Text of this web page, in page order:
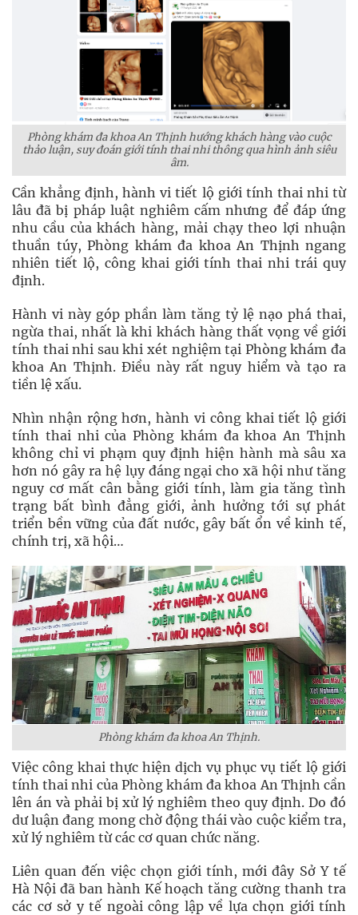
Phòng khám đa khoa An Thịnh hướng khách hàng vào cuộc
thảo luận, suy đoán giới tính thai nhi thông qua hình ảnh siêu
âm.
Cần khẳng định, hành vi tiết lộ giới tính thai nhi từ
lâu đã bị pháp luật nghiêm cấm nhưng để đáp ứng
nhu cầu của khách hàng, mải chạy theo lợi nhuận
thuần túy, Phòng khám đa khoa An Thịnh ngang
nhiên tiết lộ, công khai giới tính thai nhi trái quy
định.
Hành vi này góp phần làm tăng tỷ lệ nạo phá thai,
ngừa thai, nhất là khi khách hàng thất vọng về giới
tính thai nhi sau khi xét nghiệm tại Phòng khám đa
khoa An Thịnh. Điều này rất nguy hiểm và tạo ra
tiền lệ xấu.
Nhìn nhận rộng hơn, hành vi công khai tiết lộ giới
tính thai nhi của Phòng khám đa khoa An Thịnh
không chỉ vi phạm quy định hiện hành mà sâu xa
hơn nó gây ra hệ lụy đáng ngại cho xã hội như tăng
nguy cơ mất cân bằng giới tính, làm gia tăng tình
trạng bất bình đẳng giới, ảnh hưởng tới sự phát
triển bền vững của đất nước, gây bất ổn về kinh tế,
chính trị, xã hội…
Phòng khám đa khoa An Thịnh.
Việc công khai thực hiện dịch vụ phục vụ tiết lộ giới
tính thai nhi của Phòng khám đa khoa An Thịnh cần
lên án và phải bị xử lý nghiêm theo quy định. Do đó
dư luận đang mong chờ động thái vào cuộc kiểm tra,
xử lý nghiêm từ các cơ quan chức năng.
Liên quan đến việc chọn giới tính, mới đây Sở Y tế
Hà Nội đã ban hành Kế hoạch tăng cường thanh tra
các cơ sở y tế ngoài công lập về lựa chọn giới tính